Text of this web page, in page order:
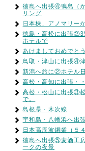
徳島へ出張④鴨島（
リング
日本株、アノマリー
徳島・高松に出張
ホテルで
あけましておめでと
鳥取・津山に出張④
新潟へ旅に②ホテル
高松・高知に出張・
高松・松山に出張③
で。
島根県・木次線
宇和島・八幡浜へ出
日本高周波鋼業（５
徳島へ出張⑤麦酒工
ークの夜景